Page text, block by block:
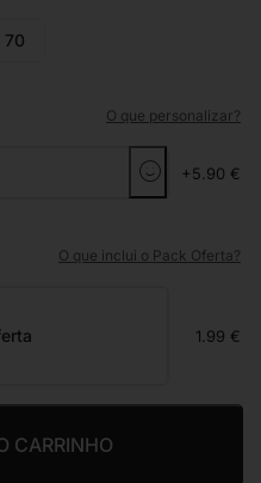
70
O que personalizar?
+5.90 €
O que inclui o Pack Oferta?
1.99 €
CARRINHO